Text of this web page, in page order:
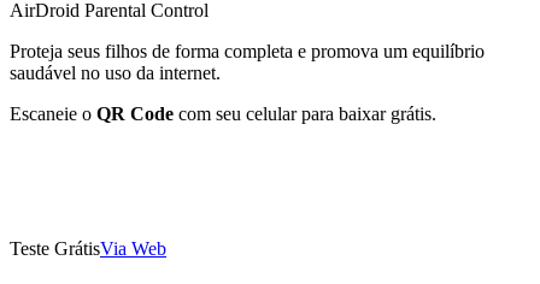
AirDroid Parental Control
Proteja seus filhos de forma completa e promova um equilíbrio
saudável no uso da internet.
Escaneie o QR Code com seu celular para baixar grátis.
Teste GrátisVia Web